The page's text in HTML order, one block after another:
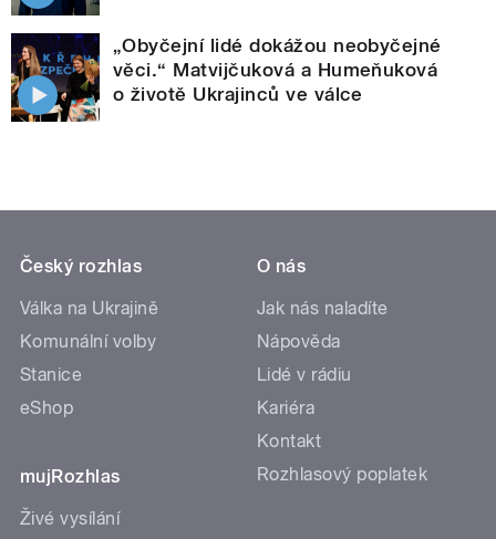
„Obyčejní lidé dokážou neobyčejné
věci.“ Matvijčuková a Humeňuková
o životě Ukrajinců ve válce
Český rozhlas
Válka na Ukrajině
Komunální volby
Stanice
eShop
mujRozhlas
Živé vysílání
O nás
Jak nás naladíte
Nápověda
Lidé v rádiu
Kariéra
Kontakt
Rozhlasový poplatek